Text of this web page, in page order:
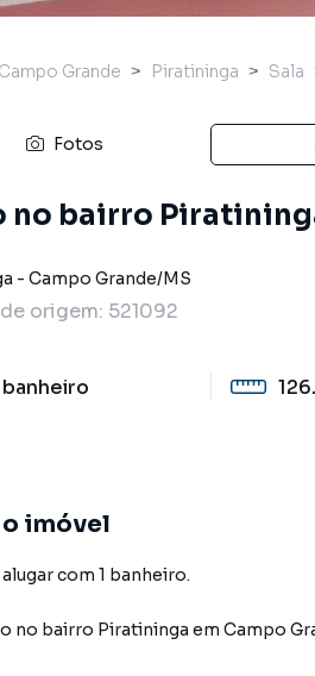
Campo Grande Piratininga Sala
Fotos
no bairro
- Campo Grande/MS
origem: 521092
banheiro
imóvel
com 1 banheiro.
no bairro Piratininga em Campo